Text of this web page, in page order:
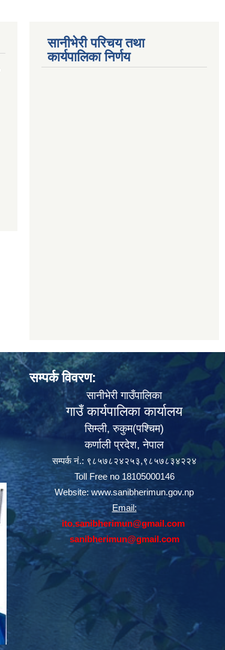
सानीभेरी परिचय तथा
कार्यपालिका निर्णय
सम्पर्क विवरण:
सानीभेरी गाउँपालिका
गाउँ कार्यपालिका कार्यालय
सिम्ली, रुकुम(पश्‍चिम)
कर्णाली प्रदेश, नेपाल
सम्पर्क नं.: ९८५७८२४२५३,९८५७८३४२२४
Toll Free no 18105000146
Website:www.sanibherimun.gov.np
Email:
ito.sanibherimun@gmail.com
sanibherimun@gmail.com